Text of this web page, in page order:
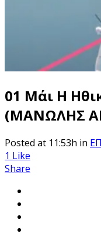
01 Μάι Η
(ΜΑΝΩΛΗΣ
Posted at 11:53h in
1 Like
Share